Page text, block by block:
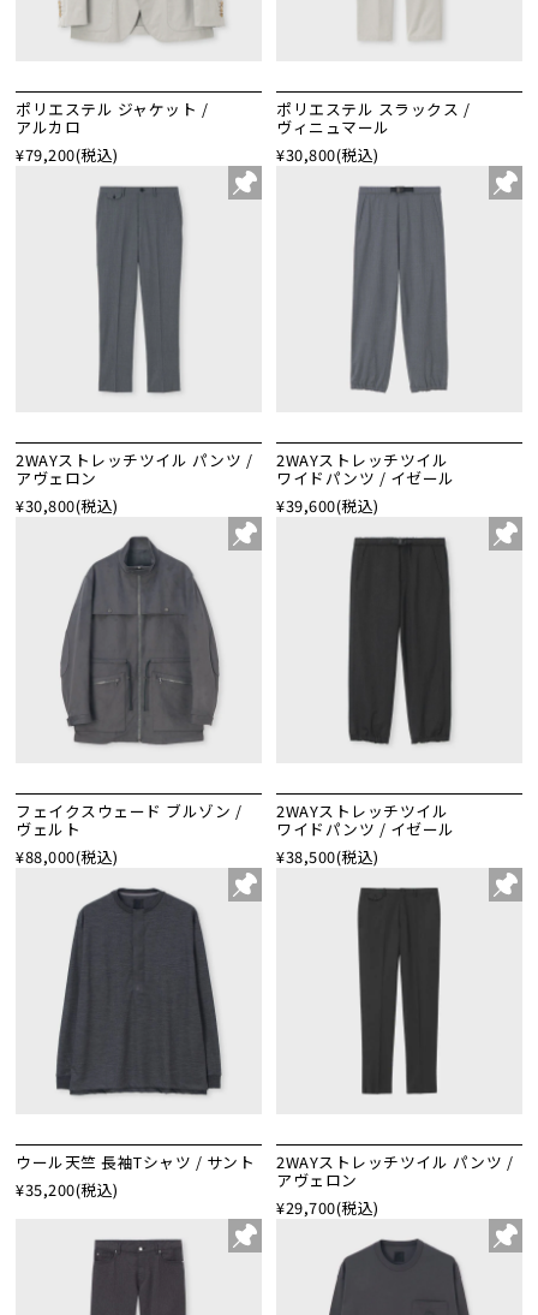
ポリエステル ジャケット /
アルカロ
¥79,200(税込)
ポリエステル スラックス /
ヴィニュマール
¥30,800(税込)
2WAYストレッチツイル パンツ /
アヴェロン
¥30,800(税込)
2WAYストレッチツイル
ワイドパンツ / イゼール
¥39,600(税込)
フェイクスウェード ブルゾン /
ヴェルト
¥88,000(税込)
2WAYストレッチツイル
ワイドパンツ / イゼール
¥38,500(税込)
ウール天竺 長袖Tシャツ / サント
¥35,200(税込)
2WAYストレッチツイル パンツ /
アヴェロン
¥29,700(税込)